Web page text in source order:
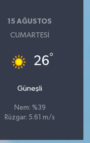
15 AĞUSTOS
CUMARTESI
26°
Güneşli
Nem: %39
Rüzgar: 5.61 m/s